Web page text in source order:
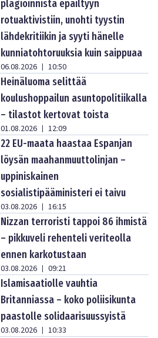
plagioinnista epäiltyyn
rotuaktivistiin, unohti tyystin
lähdekritiikin ja syyti hänelle
kunniatohtoruuksia kuin saippuaa
06.08.2026 | 10:50
Heinäluoma selittää
koulushoppailun asuntopolitiikalla
– tilastot kertovat toista
01.08.2026 | 12:09
22 EU-maata haastaa Espanjan
löysän maahanmuuttolinjan –
uppiniskainen
sosialistipääministeri ei taivu
03.08.2026 | 16:15
Nizzan terroristi tappoi 86 ihmistä
– pikkuveli rehenteli veriteolla
ennen karkotustaan
03.08.2026 | 09:21
Islamisaatiolle vauhtia
Britanniassa – koko poliisikunta
paastolle solidaarisuussyistä
03.08.2026 | 10:33